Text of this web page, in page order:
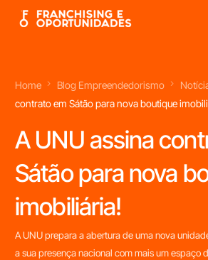
Home Blog Empreendedorismo
contrato em Sátão para nova boutique
A UNU assina
Sátão para nova
imobiliária!
A UNU prepara a abertura de uma nova
a sua presença nacional com mais um espaço